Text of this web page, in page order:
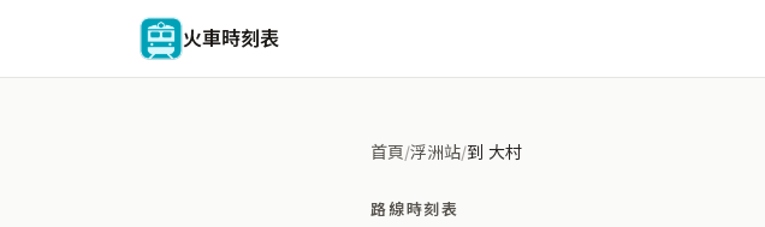
火車時刻表
首頁/浮洲站/到 大村
路線時刻表